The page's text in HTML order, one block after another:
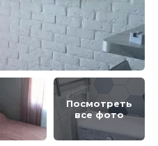
Посмотреть
все фото